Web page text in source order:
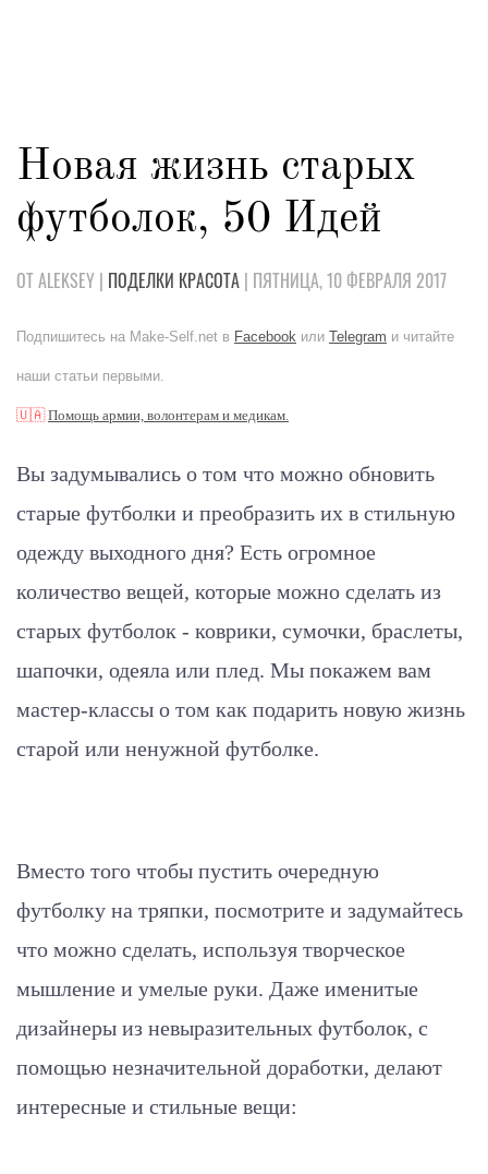
Новая жизнь старых
футболок, 50 Идей
ОТ ALEKSEY | ПОДЕЛКИ КРАСОТА | ПЯТНИЦА, 10 ФЕВРАЛЯ 2017
Подпишитесь на Make-Self.net в Facebook или Telegram и читайте
наши статьи первыми.
🇺🇦Помощь армии, волонтерам и медикам.
Вы задумывались о том что можно обновить
старые футболки и преобразить их в стильную
одежду выходного дня? Есть огромное
количество вещей, которые можно сделать из
старых футболок - коврики, сумочки, браслеты,
шапочки, одеяла или плед. Мы покажем вам
мастер-классы о том как подарить новую жизнь
старой или ненужной футболке.
Вместо того чтобы пустить очередную
футболку на тряпки, посмотрите и задумайтесь
что можно сделать, используя творческое
мышление и умелые руки. Даже именитые
дизайнеры из невыразительных футболок, с
помощью незначительной доработки, делают
интересные и стильные вещи: